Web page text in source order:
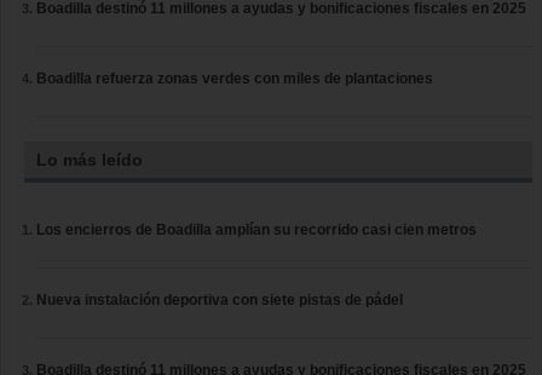
Boadilla destinó 11 millones a ayudas y bonificaciones fiscales en 2025
Boadilla refuerza zonas verdes con miles de plantaciones
Lo más leído
Los encierros de Boadilla amplían su recorrido casi cien metros
Nueva instalación deportiva con siete pistas de pádel
Boadilla destinó 11 millones a ayudas y bonificaciones fiscales en 2025